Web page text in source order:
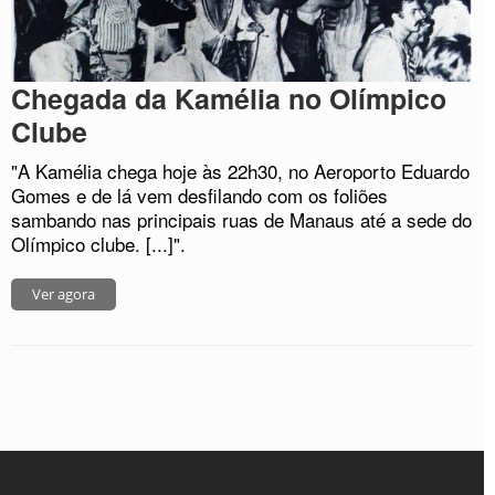
Chegada da Kamélia no Olímpico
Clube
"A Kamélia chega hoje às 22h30, no Aeroporto Eduardo
Gomes e de lá vem desfilando com os foliões
sambando nas principais ruas de Manaus até a sede do
Olímpico clube. [...]".
Ver agora